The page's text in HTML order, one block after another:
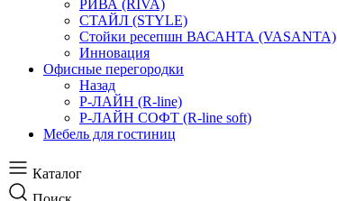
РИВА (RIVA)
СТАЙЛ (STYLE)
Стойки ресепшн ВАСАНТА (VASANTA)
Инновация
Офисные перегородки
Назад
Р-ЛАЙН (R-line)
Р-ЛАЙН СОФТ (R-line soft)
Мебель для гостиниц
Каталог